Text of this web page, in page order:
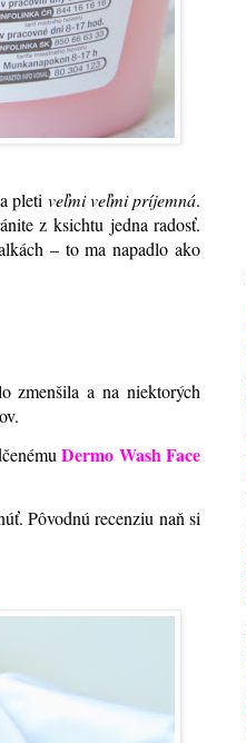
pleti veľmi veľmi príjemná.
z ksichtu jedna radosť.
– to ma napadlo ako
zmenšila a na niektorých
Dermo Wash Face
Pôvodnú recenziu naň si